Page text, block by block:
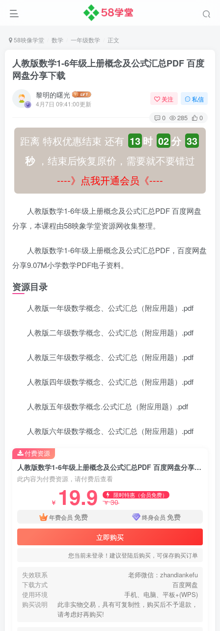
58映像学堂 数学 一年级数学 正文
人教版数学1-6年级上册概念及公式汇总PDF 百度
网盘分享下载
黎明的曙光
4月7日 09:41:00更新
关注 私信
0 285 0
距离 特权优惠结束 还有 13 时 02分 32
秒，结束后恢复原价，需要就不要错过
----》点我开通会员《----
人教版数学1-6年级上册概念及公式汇总PDF 百度网盘
分享，本课程由58映象学堂资源网收集整理。
人教版数学1-6年级上册概念及公式汇总PDF，百度网盘
分享9.07M小学数学PDF电子资料。
资源目录
人教版一年级数学概念、公式汇总（附应用题）.pdf
人教版二年级数学概念、公式汇总（附应用题）.pdf
人教版三年级数学概念、公式汇总（附应用题）.pdf
人教版四年级数学概念、公式汇总（附应用题）.pdf
人教版五年级数学概念.公式汇总（附应用题）.pdf
人教版六年级数学概念、公式汇总（附应用题）.pdf
人教版数学1-6年级上册概念及公式汇总PDF 百度网盘分享下载
此内容为付费资源，请付费后查看
￥ 19.9 限时特惠（会员免费）
￥30
年费会员 免费 终身会员 免费
立即购买
您当前未登录！建议登陆后购买，可保存购买订单
失效联系
老师微信：zhandiankefu
下载方式
百度网盘
使用环境
手机、电脑、平板+(WPS)
购买说明
此非实物交易，具有可复制性，购买后不予退款，
请考虑好再购买!
付费资源